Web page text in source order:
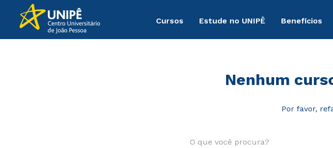
Cursos Estude no UNIPÊ Benefícios
Nenhum
Por favor,